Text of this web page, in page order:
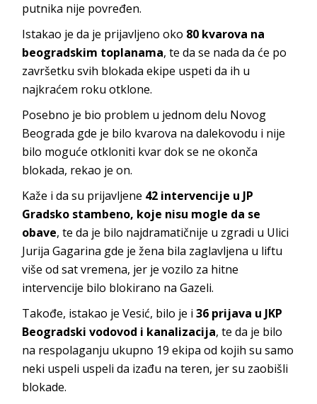
putnika nije povređen.
Istakao je da je prijavljeno oko 80 kvarova na
beogradskim toplanama, te da se nada da će po
završetku svih blokada ekipe uspeti da ih u
najkraćem roku otklone.
Posebno je bio problem u jednom delu Novog
Beograda gde je bilo kvarova na dalekovodu i nije
bilo moguće otkloniti kvar dok se ne okonča
blokada, rekao je on.
Kaže i da su prijavljene 42 intervencije u JP
Gradsko stambeno, koje nisu mogle da se
obave, te da je bilo najdramatičnije u zgradi u Ulici
Jurija Gagarina gde je žena bila zaglavljena u liftu
više od sat vremena, jer je vozilo za hitne
intervencije bilo blokirano na Gazeli.
Takođe, istakao je Vesić, bilo je i 36 prijava u JKP
Beogradski vodovod i kanalizacija, te da je bilo
na respolaganju ukupno 19 ekipa od kojih su samo
neki uspeli uspeli da izađu na teren, jer su zaobišli
blokade.